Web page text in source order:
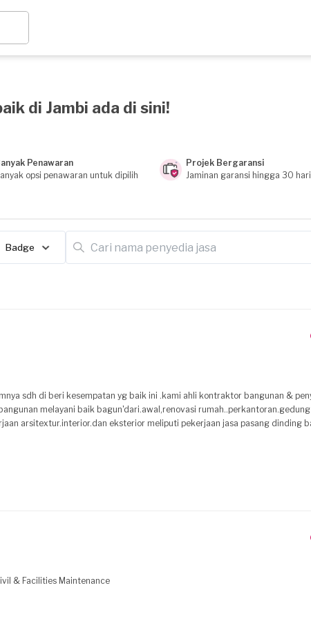
di Jambi ada di sini!
Penawaran
opsi penawaran untuk dipilih
Projek Bergaransi
Jaminan garansi hingga 30 hari
Badge
baik ini .kami ahli kontraktor bangunan & penyedia jasa yg
sebagai penyedia jasa selalu menomor satukan kualitas dan mutu pekerjan yg
ketentu"yg sdh di sepakati pelangan dgn hasil kerja yang baik dan
& Facilities Maintenance